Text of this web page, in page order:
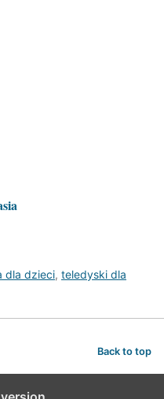
dla dzieci, teledyski dla
Back to top